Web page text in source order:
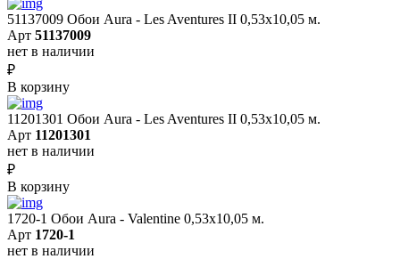
51137009 Обои Aura - Les Aventures II 0,53х10,05 м.
Арт 51137009
нет в наличии
₽
В корзину
11201301 Обои Aura - Les Aventures II 0,53х10,05 м.
Арт 11201301
нет в наличии
₽
В корзину
1720-1 Обои Aura - Valentine 0,53х10,05 м.
Арт 1720-1
нет в наличии